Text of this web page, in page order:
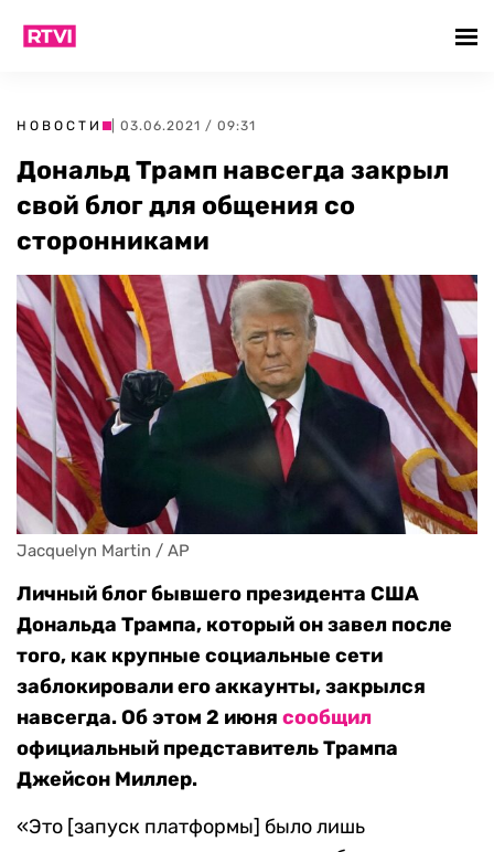
НОВОСТИ | 03.06.2021 / 09:31
Дональд Трамп навсегда закрыл
свой блог для общения со
сторонниками
Jacquelyn Martin / AP
Личный блог бывшего президента США
Дональда Трампа, который он завел после
того, как крупные социальные сети
заблокировали его аккаунты, закрылся
навсегда. Об этом 2 июня сообщил
официальный представитель Трампа
Джейсон Миллер.
«Это [запуск платформы] было лишь